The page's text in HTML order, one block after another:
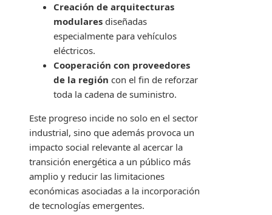
Creación de arquitecturas
modulares diseñadas
especialmente para vehículos
eléctricos.
Cooperación con proveedores
de la región con el fin de reforzar
toda la cadena de suministro.
Este progreso incide no solo en el sector
industrial, sino que además provoca un
impacto social relevante al acercar la
transición energética a un público más
amplio y reducir las limitaciones
económicas asociadas a la incorporación
de tecnologías emergentes.